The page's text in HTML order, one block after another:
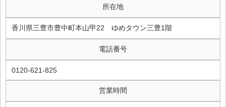
所在地
香川県三豊市豊中町本山甲22 ゆめタウン三豊1階
電話番号
0120-621-825
営業時間